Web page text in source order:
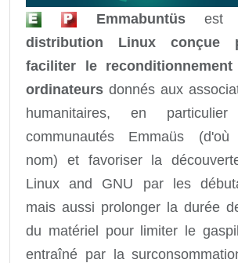
Emmabuntüsest
distribution Linux conçue
faciliter le
ordinateurs donnés aux
humanitaires, en
communautés Emmaüs
nom) et favoriser la
Linux and GNU par les
mais aussi prolonger la durée
du matériel pour limiter le
entraîné par la